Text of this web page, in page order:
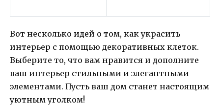
Вот несколько идей о том, как украсить
интерьер с помощью декоративных клеток.
Выберите то, что вам нравится и дополните
ваш интерьер стильными и элегантными
элементами. Пусть ваш дом станет настоящим
уютным уголком!